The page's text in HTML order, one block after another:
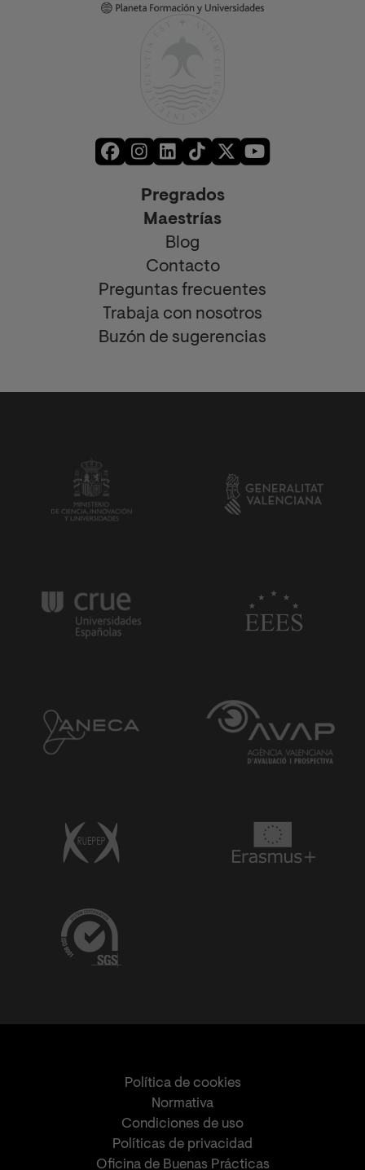
Pregrados
Maestrías
Blog
Contacto
Preguntas frecuentes
Trabaja con nosotros
Buzón de sugerencias
Política de cookies
Normativa
Condiciones de uso
Políticas de privacidad
Oficina de Buenas Prácticas